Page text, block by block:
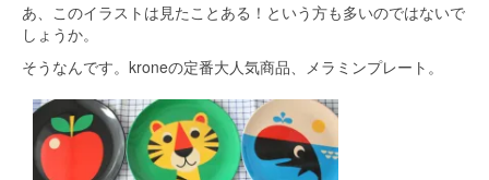
あ、このイラストは見たことある！という方も多いのではないで
しょうか。
そうなんです。kroneの定番大人気商品、メラミンプレート。